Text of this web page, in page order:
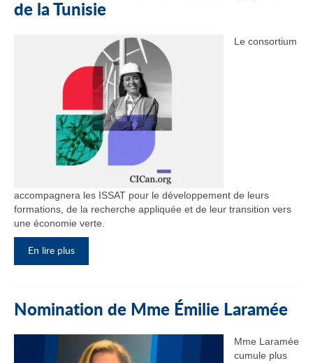
de la Tunisie
Le consortium
accompagnera les ISSAT pour le développement de leurs
formations, de la recherche appliquée et de leur transition vers
une économie verte.
En lire plus
Nomination de Mme Émilie Laramée
Mme Laramée
cumule plus